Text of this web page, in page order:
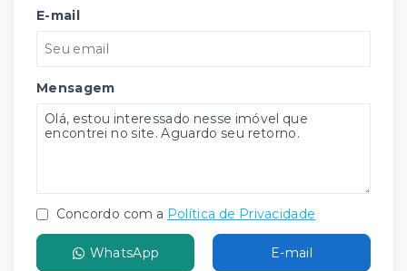
E-mail
Mensagem
Concordo com a Política de Privacidade
WhatsApp E-mail